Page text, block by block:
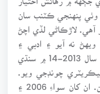
وٺي پنهنجي ڪٽنب سان
لاڙڪاڻي لڏي اچڻ
نه آيو ۽ ادبي ۽
سماجي حلقي ۾ شامل ٿيو ۽ ايئن سال 2013-14 ۾ سنڌي
چونڊجي ويو.